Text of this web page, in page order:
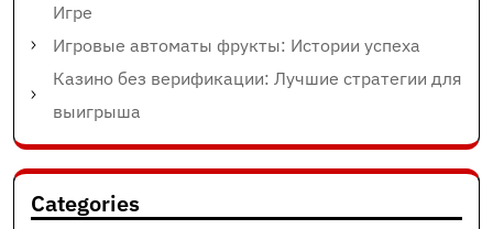
Игре
Игровые автоматы фрукты: Истории успеха
Казино без верификации: Лучшие стратегии для
выигрыша
Categories